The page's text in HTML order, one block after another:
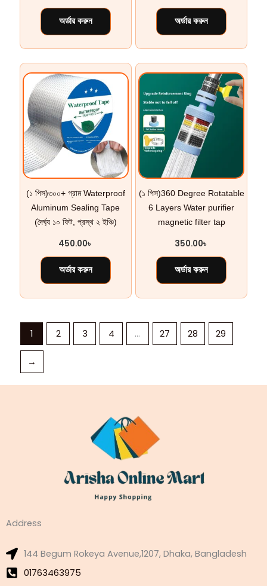
অর্ডার করুন অর্ডার করুন
(১ পিস)৩০০+ গ্রাম Waterproof
Aluminum Sealing Tape
(দৈর্ঘ্য ১০ ফিট, প্রস্থ ২ ইঞ্চি)
450.00৳
অর্ডার করুন
(১ পিস)360 Degree Rotatable
6 Layers Water purifier
magnetic filter tap
350.00৳
অর্ডার করুন
1 2 3 4 … 27 28 29
→
Address
144 Begum Rokeya Avenue,1207, Dhaka, Bangladesh
01763463975